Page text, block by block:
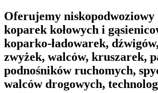
Oferujemy
koparek kołowych i
koparko-ładowarek,
zwyżek, walców, kruszarek,
podnośników ruchomych,
walców drogowych,